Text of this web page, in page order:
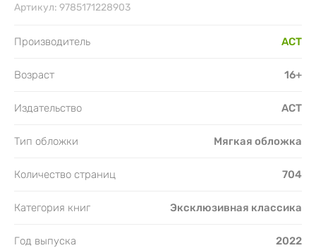
Артикул: 9785171228903
Производитель АСТ
Возраст 16+
Издательство АСТ
Тип обложки Мягкая обложка
Количество страниц 704
Категория книг Эксклюзивная классика
Год выпуска 2022